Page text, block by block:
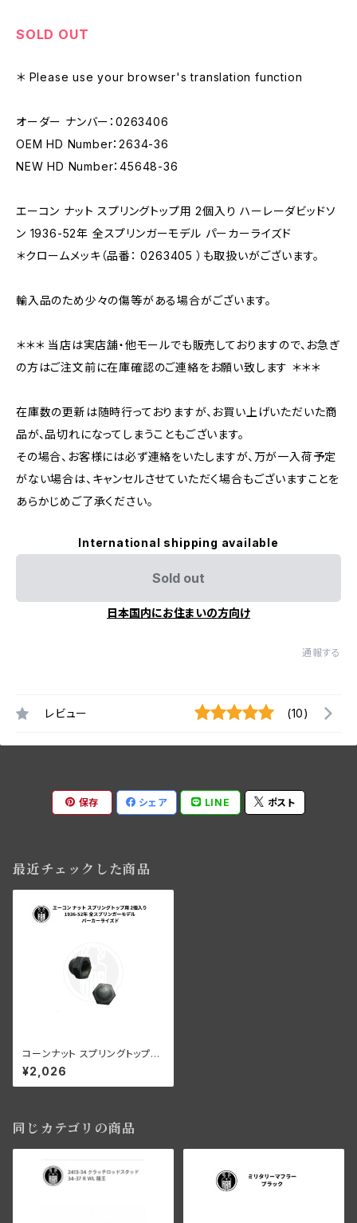
SOLD OUT
＊ Please use your browser's translation function
オーダー ナンバー：0263406
OEM HD Number：2634-36
NEW HD Number：45648-36
エーコン ナット スプリングトップ用 2個入り ハーレーダビッドソ
ン 1936-52年 全スプリンガーモデル パーカーライズド
＊クロームメッキ（品番： 0263405 ）も取扱いがございます。
輸入品のため少々の傷等がある場合がございます。
＊＊＊ 当店は実店舗・他モールでも販売しておりますので、お急ぎ
の方はご注文前に在庫確認のご連絡をお願い致します ＊＊＊
在庫数の更新は随時行っておりますが、お買い上げいただいた商
品が、品切れになってしまうこともございます。
その場合、お客様には必ず連絡をいたしますが、万が一入荷予定
がない場合は、キャンセルさせていただく場合もございますことを
あらかじめご了承ください。
International shipping available
Sold out
日本国内にお住まいの方向け
通報する
レビュー (10)
保存 シェア LINE ポスト
最近チェックした商品
コーンナット スプリングトップ用
パーカーライズド
¥2,026
同じカテゴリの商品